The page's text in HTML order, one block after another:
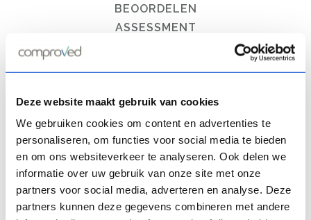
Deze website maakt gebruik van cookies
We gebruiken cookies om content en advertenties te
personaliseren, om functies voor social media te bieden
en om ons websiteverkeer te analyseren. Ook delen we
informatie over uw gebruik van onze site met onze
partners voor social media, adverteren en analyse. Deze
partners kunnen deze gegevens combineren met andere
BEOORDELEN
ASSESSMENT
BACKGROUND COMPARATIVE
EDUCATION AND ASSESSMENT
MEDIA
USING COMPROVED
WERKEN MET COMPROVED